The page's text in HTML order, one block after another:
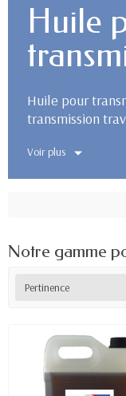
Huile
Huile pour
transmission
Voir plus
Notre gamme
Pertinence